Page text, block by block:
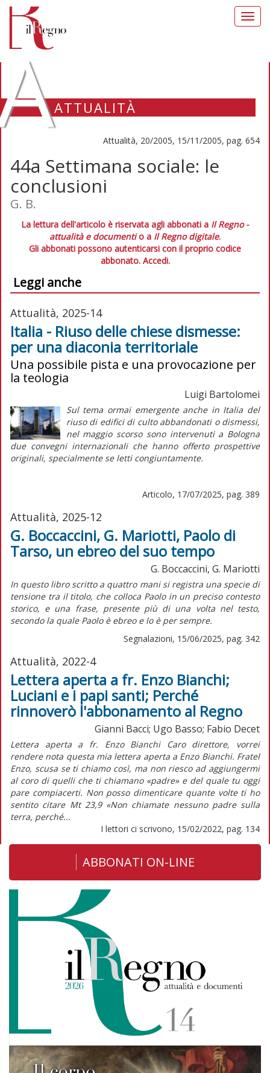
ATTUALITÀ
Attualità, 20/2005, 15/11/2005, pag. 654
44a Settimana sociale: le
conclusioni
G. B.
La lettura dell'articolo è riservata agli abbonati a Il Regno -
attualità e documentio a Il Regno digitale.
Gli abbonati possono autenticarsi con il proprio codice
abbonato. Accedi.
Leggi anche
Attualità, 2025-14
Italia - Riuso delle chiese dismesse:
per una diaconia territoriale
Una possibile pista e una provocazione per
la teologia
Luigi Bartolomei
Sul tema ormai emergente anche in Italia del
riuso di edifici di culto abbandonati o dismessi,
nel maggio scorso sono intervenuti a Bologna
due convegni internazionali che hanno offerto prospettive
originali, specialmente se letti congiuntamente.
Articolo, 17/07/2025, pag. 389
Attualità, 2025-12
G. Boccaccini, G. Mariotti, Paolo di
Tarso, un ebreo del suo tempo
G. Boccaccini, G. Mariotti
In questo libro scritto a quattro mani si registra una specie di
tensione tra il titolo, che colloca Paolo in un preciso contesto
storico, e una frase, presente più di una volta nel testo,
secondo la quale Paolo è ebreo e lo è per sempre.
Segnalazioni, 15/06/2025, pag. 342
Attualità, 2022-4
Lettera aperta a fr. Enzo Bianchi;
Luciani e i papi santi; Perché
rinnoverò l'abbonamento al Regno
Gianni Bacci; Ugo Basso; Fabio Decet
Lettera aperta a fr. Enzo Bianchi Caro direttore, vorrei
rendere nota questa mia lettera aperta a Enzo Bianchi. Fratel
Enzo, scusa se ti chiamo così, ma non riesco ad aggiungermi
al coro di quelli che ti chiamano «padre» e del quale tu oggi
pare compiacerti. Non posso dimenticare quante volte ti ho
sentito citare Mt 23,9 «Non chiamate nessuno padre sulla
terra, perché...
I lettori ci scrivono, 15/02/2022, pag. 134
ABBONATI ON-LINE